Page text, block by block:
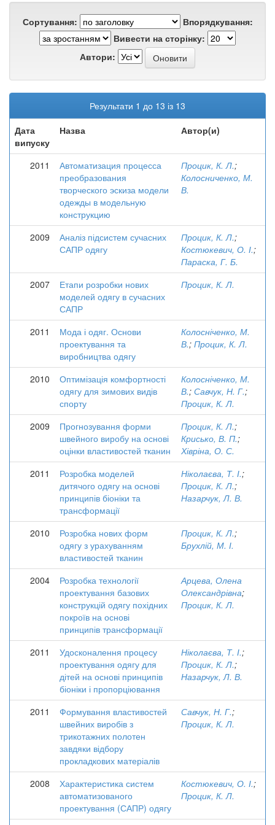
Сортування:
Впорядкування:
Вивести на сторінку:
Автори:
Результати 1 до 13 із 13
Дата
випуску
Назва Автор(и)
2011
Автоматизация процесса
преобразования
творческого эскиза модели
одежды в модельную
конструкцию
Процик, К. Л.;
Колосниченко, М.
В.
2009
Аналіз підсистем сучасних
САПР одягу
Процик, К. Л.;
Костюкевич, О. І.;
Параска, Г. Б.
2007
Етапи розробки нових
моделей одягу в сучасних
САПР
Процик, К. Л.
2011
Мода і одяг. Основи
проектування та
виробництва одягу
Колосніченко, М.
В.; Процик, К. Л.
2010
Оптимізація комфортності
одягу для зимових видів
спорту
Колосніченко, М.
В.; Савчук, Н. Г.;
Процик, К. Л.
2009
Прогнозування форми
швейного виробу на основі
оцінки властивостей тканин
Процик, К. Л.;
Крисько, В. П.;
Хівріна, О. С.
2011
Розробка моделей
дитячого одягу на основі
принципів біоніки та
трансформації
Ніколаєва, Т. І.;
Процик, К. Л.;
Назарчук, Л. В.
2010
Розробка нових форм
одягу з урахуванням
властивостей тканин
Процик, К. Л.;
Брухлій, М. І.
2004
Розробка технології
проектування базових
конструкцій одягу похідних
покроїв на основі
принципів трансформації
Арцева, Олена
Олександрівна;
Процик, К. Л.
2011
Удосконалення процесу
проектування одягу для
дітей на основі принципів
біоніки і пропорціювання
Ніколаєва, Т. І.;
Процик, К. Л.;
Назарчук, Л. В.
2011
Формування властивостей
швейних виробів з
трикотажних полотен
завдяки відбору
прокладкових матеріалів
Савчук, Н. Г.;
Процик, К. Л.
2008
Характеристика систем
автоматизованого
проектування (САПР) одягу
Костюкевич, О. І.;
Процик, К. Л.